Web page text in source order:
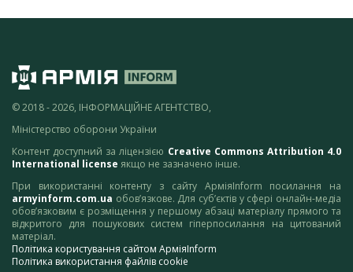
© 2018 - 2026, ІНФОРМАЦІЙНЕ АГЕНТСТВО,
Міністерство оборони України
Контент доступний за ліцензією Creative Commons Attribution 4.0
International license якщо не зазначено інше.
При використанні контенту з сайту АрміяInform посилання на
armyinform.com.ua обов’язкове. Для суб’єктів у сфері онлайн-медіа
обов’язковим є розміщення у першому абзаці матеріалу прямого та
відкритого для пошукових систем гіперпосилання на цитований
матеріал.
Політика користування сайтом АрміяInform
Політика використання файлів cookie